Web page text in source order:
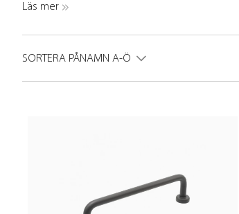
Handtag och knoppar i
Våra handtag och knoppar är noggrant
Läs mer
SORTERA PÅNAMN A-Ö